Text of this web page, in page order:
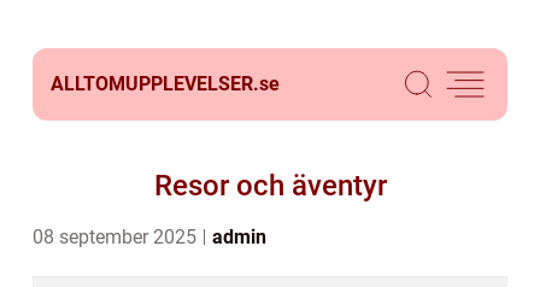
ALLTOMUPPLEVELSER.se
Resor och äventyr
08 september 2025 admin